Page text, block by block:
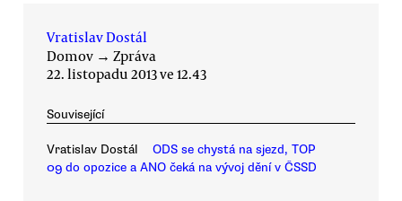
Vratislav Dostál
Domov → Zpráva
22. listopadu 2013 ve 12.43
Související
Vratislav Dostál
ODS se chystá na sjezd, TOP
09 do opozice a ANO čeká na vývoj dění v ČSSD